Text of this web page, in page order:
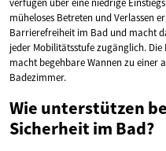
verfügen über eine niedrige
müheloses Betreten und Verlassen
Barrierefreiheit im Bad und macht
jeder Mobilitätsstufe zugänglich.
macht begehbare Wannen zu
Badezimmer.
Wie unterstützen
Sicherheit im Bad?